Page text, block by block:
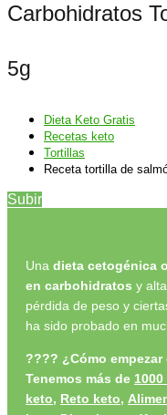
Carbohidratos
5g
Dieta Keto Gratis
Recetas keto
Tortillas
Receta tortilla de
Subir
Una dieta cetogénica
en carbohidratos y
pérdida de peso y
ha sido probado en
???? ¿Cómo
Tenemos más de
keto, Reto keto,